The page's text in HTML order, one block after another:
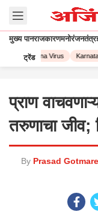
मुख्य पानराजकारणमनोरंजन
ट्रेंड
Corona Virus
प्राण
तरुणाचा जीव;
By Prasad Gotmare